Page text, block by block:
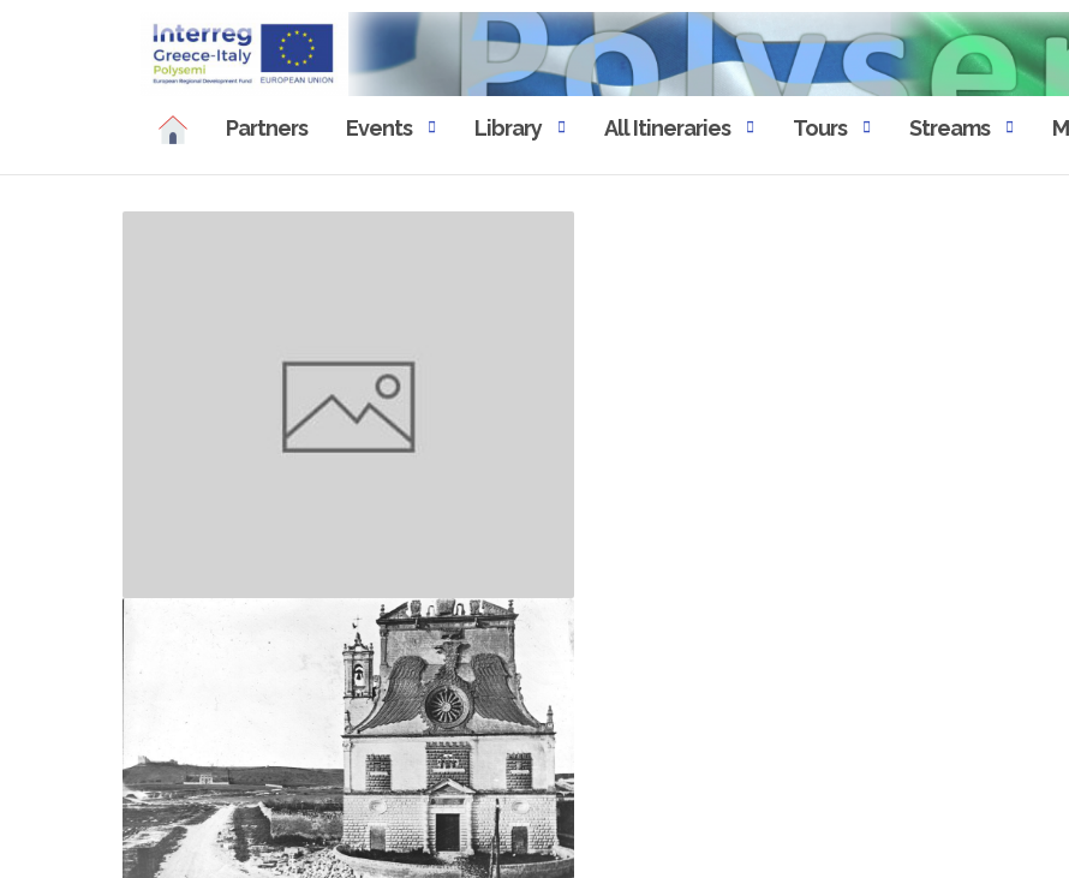
Partners Events Library All Itineraries Tours Streams